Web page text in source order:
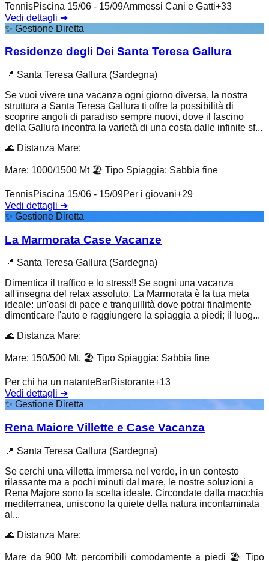
TennisPiscina 15/06 - 15/09Ammessi Cani e Gatti+33
Vedi dettagli ➔
✨ Gestione Diretta
Residenze degli Dei Santa Teresa Gallura
📍 Santa Teresa Gallura (Sardegna)
Se vuoi vivere una vacanza ogni giorno diversa, la nostra
struttura a Santa Teresa Gallura ti offre la possibilità di
scoprire angoli di paradiso sempre nuovi, dove il fascino
della Gallura incontra la varietà di una costa dalle infinite sf...
🌊 Distanza Mare:
Mare: 1000/1500 Mt 🏖️ Tipo Spiaggia: Sabbia fine
TennisPiscina 15/06 - 15/09Per i giovani+29
Vedi dettagli ➔
✨ Gestione Diretta
La Marmorata Case Vacanze
📍 Santa Teresa Gallura (Sardegna)
Dimentica il traffico e lo stress!! Se sogni una vacanza
all'insegna del relax assoluto, La Marmorata è la tua meta
ideale: un'oasi di pace e tranquillità dove potrai finalmente
dimenticare l'auto e raggiungere la spiaggia a piedi; il luog...
🌊 Distanza Mare:
Mare: 150/500 Mt. 🏖️ Tipo Spiaggia: Sabbia fine
Per chi ha un natanteBarRistorante+13
Vedi dettagli ➔
✨ Gestione Diretta
Rena Maiore Villette e Case Vacanza
📍 Santa Teresa Gallura (Sardegna)
Se cerchi una villetta immersa nel verde, in un contesto
rilassante ma a pochi minuti dal mare, le nostre soluzioni a
Rena Majore sono la scelta ideale. Circondate dalla macchia
mediterranea, uniscono la quiete della natura incontaminata
al...
🌊 Distanza Mare:
Mare da 900 Mt. percorribili comodamente a piedi 🏖️ Tipo